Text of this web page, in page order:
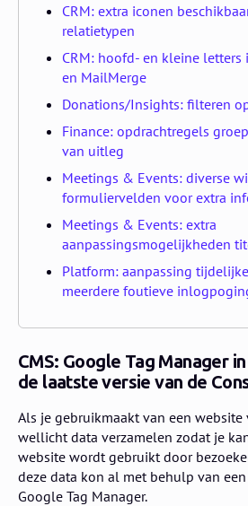
CRM: extra iconen
relatietypen
CRM: hoofd- en kleine
en MailMerge
Donations/Insights: filteren
Finance: opdrachtregels
van uitleg
Meetings & Events: diverse
formuliervelden voor extra
Meetings & Events: extra
aanpassingsmogelijkheden
Platform: aanpassing
meerdere foutieve
CMS: Google Tag Manager
de laatste versie van de
Als je gebruikmaakt van een website
wellicht data verzamelen zodat je
website wordt gebruikt door
deze data kon al met behulp van
Google Tag Manager.